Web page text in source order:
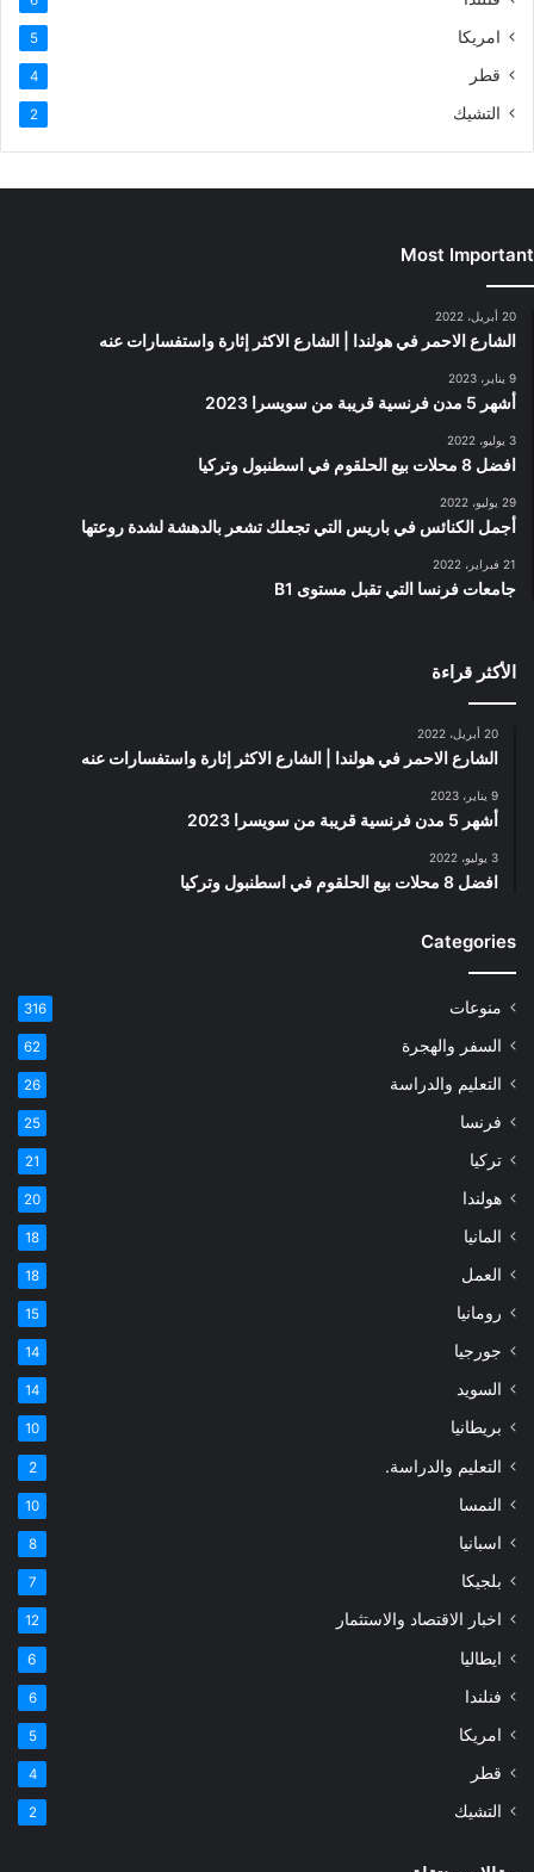
امريكا 5
قطر 4
التشيك 2
Most Important
20 أبريل، 2022
الشارع الاحمر في هولندا | الشارع الاكثر إثارة واستفسارات عنه
9 يناير، 2023
أشهر 5 مدن فرنسية قريبة من سويسرا 2023
3 يوليو، 2022
افضل 8 محلات بيع الحلقوم في اسطنبول وتركيا
29 يوليو، 2022
أجمل الكنائس في باريس التي تجعلك تشعر بالدهشة لشدة روعتها
21 فبراير، 2022
جامعات فرنسا التي تقبل مستوى B1
الأكثر قراءة
20 أبريل، 2022
الشارع الاحمر في هولندا | الشارع الاكثر إثارة واستفسارات عنه
9 يناير، 2023
أشهر 5 مدن فرنسية قريبة من سويسرا 2023
3 يوليو، 2022
افضل 8 محلات بيع الحلقوم في اسطنبول وتركيا
Categories
منوعات 316
السفر والهجرة 62
التعليم والدراسة 26
فرنسا 25
تركيا 21
هولندا 20
المانيا 18
العمل 18
رومانيا 15
جورجيا 14
السويد 14
بريطانيا 10
التعليم والدراسة. 2
النمسا 10
اسبانيا 8
بلجيكا 7
اخبار الاقتصاد والاستثمار 12
ايطاليا 6
فنلندا 6
امريكا 5
قطر 4
التشيك 2